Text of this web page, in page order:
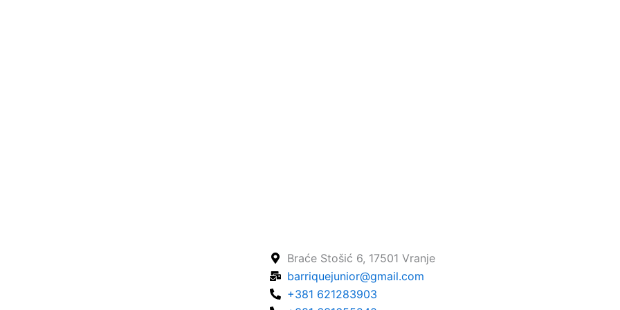
Braće Stošić 6, 17501 Vranje
barriquejunior@gmail.com
+381 621283903